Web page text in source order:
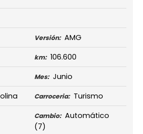
Versión: AMG
km: 106.600
Mes: Junio
Carroceria: Turismo
Cambio: Automático
(7)